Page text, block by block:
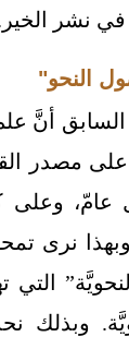
نشر
النحو"
السابق أنَّ
مصدر
عامّ، وعلى
نرى
وبذلك